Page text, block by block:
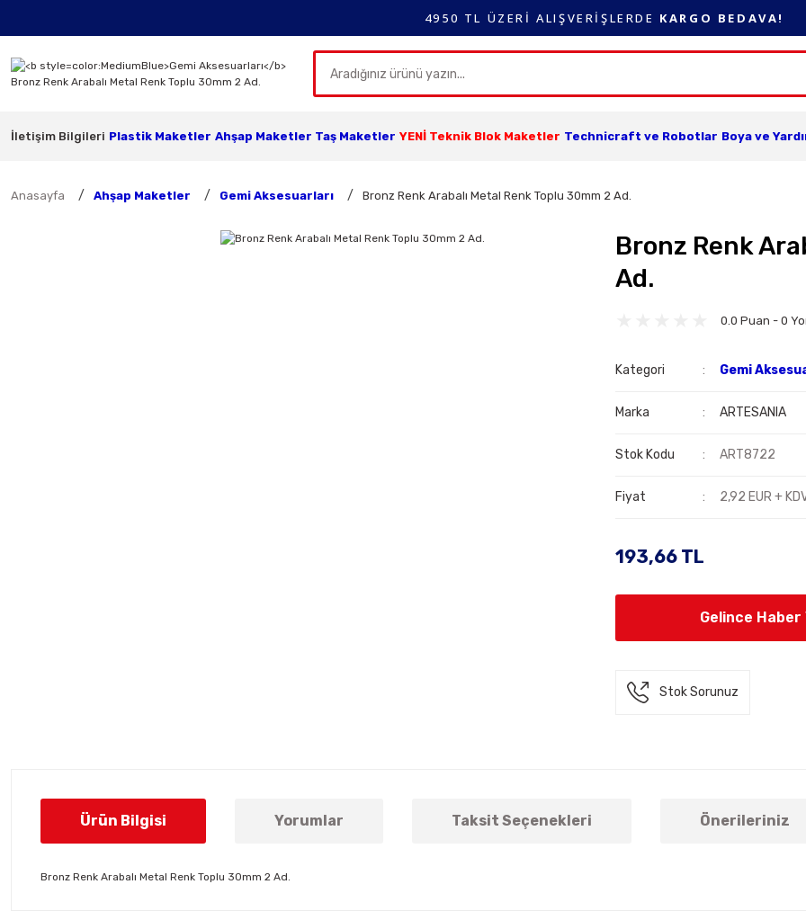
4950 TL ÜZERİ ALIŞVERİŞLERDE KARGO BEDAVA!
İletişim Bilgileri Plastik Maketler Ahşap Maketler Taş Maketler YENİ Teknik Blok Maketler Technicraft ve Robotlar Boya ve
Anasayfa Ahşap Maketler Gemi Aksesuarları Bronz Renk Arabalı Metal Renk Toplu 30mm 2 Ad.
Bronz Renk
Ad.
0.0 Puan - 0
Kategori Gemi
Marka ARTESANIA
Stok Kodu ART8722
Fiyat 2,92 EUR +
193,66 TL
Gelince Haber
Stok Sorunuz
Ürün Bilgisi Yorumlar Taksit Seçenekleri Önerileriniz
Bronz Renk Arabalı Metal Renk Toplu 30mm 2 Ad.